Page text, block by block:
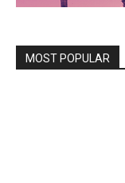
MOST POPULAR